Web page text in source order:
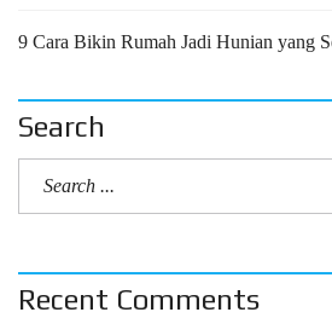
9 Cara Bikin Rumah Jadi Hunian yang
Search
Recent Comments